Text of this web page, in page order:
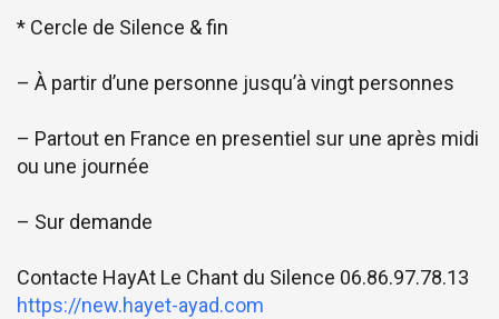
* Cercle de Silence & fin
– À partir d’une personne jusqu’à vingt personnes
– Partout en France en presentiel sur une après midi
ou une journée
– Sur demande
Contacte HayAt Le Chant du Silence 06.86.97.78.13
https://new.hayet-ayad.com